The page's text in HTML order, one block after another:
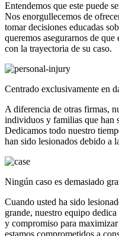
Entendemos que este puede
Nos enorgullecemos de
tomar decisiones educadas
queremos asegurarnos de
con la trayectoria de su caso.
Centrado exclusivamente en
A diferencia de otras firmas,
individuos y familias que han
Dedicamos todo nuestro
han sido lesionados debido a
Ningún caso es demasiado
Cuando usted ha sido
grande, nuestro equipo
y compromiso para